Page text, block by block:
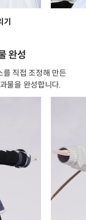
완성
를 직접 조정해 만든
물을 완성합니다.